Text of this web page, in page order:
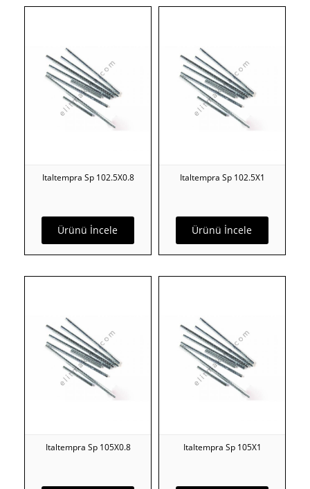
Ürünü İncele
Italtempra Sp 102.5X0.8
Ürünü İncele
Italtempra Sp 102.5X1
Italtempra Sp 105X0.8 Italtempra Sp 105X1